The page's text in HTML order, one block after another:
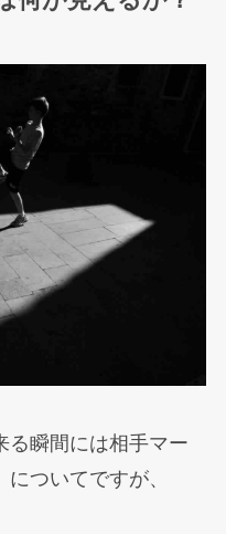
る瞬間には相手マー
ついてですが、